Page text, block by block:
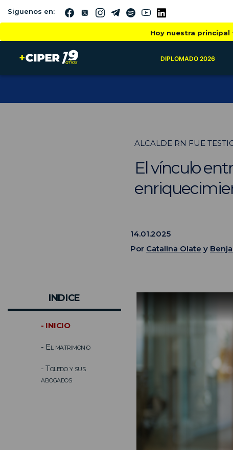
Siguenos en:
Hoy nuestra
DIPLOMADO 2026
ALCALDE RN FUE
El vínculo
14.01.2025
Por Catalina Olate y
INDICE
- INICIO
- El matrimonio
- Toledo y sus
abogados